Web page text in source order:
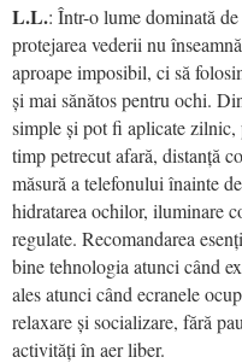
L.L.: Într-o lume dominată
protejarea vederii nu
aproape imposibil, ci să
și mai sănătos pentru ochi.
simple și pot fi aplicate zilnic,
timp petrecut afară, distanță
măsură a telefonului înainte
hidratarea ochilor, iluminare
regulate. Recomandarea
bine tehnologia atunci când
ales atunci când ecranele
relaxare și socializare, fără
activități în aer liber.